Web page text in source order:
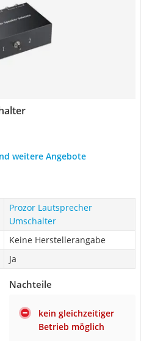
weitere Angebote
Prozor Lautsprecher
Umschalter
Keine Herstellerangabe
Ja
Nachteile
kein gleichzeitiger
Betrieb möglich